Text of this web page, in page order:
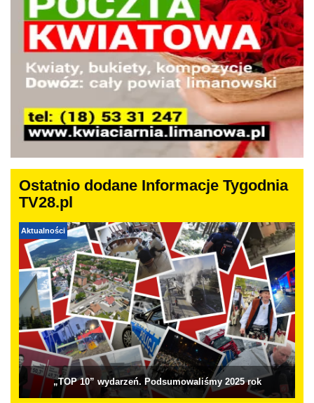
Ostatnio dodane Informacje Tygodnia
TV28.pl
Aktualności
„TOP 10” wydarzeń. Podsumowaliśmy 2025 rok